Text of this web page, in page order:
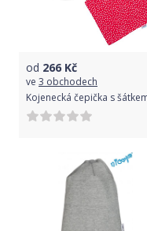
od 266 Kč
ve 3 obchodech